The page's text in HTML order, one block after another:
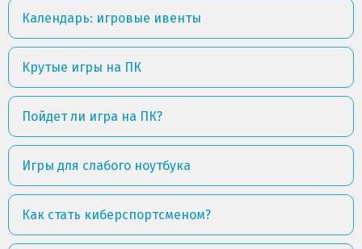
Календарь: игровые ивенты
Крутые игры на ПК
Пойдет ли игра на ПК?
Игры для слабого ноутбука
Как стать киберспортсменом?